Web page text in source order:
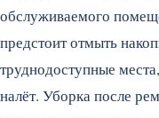
обслуживаемого
предстоит отмыть
труднодоступные
налёт. Уборка после